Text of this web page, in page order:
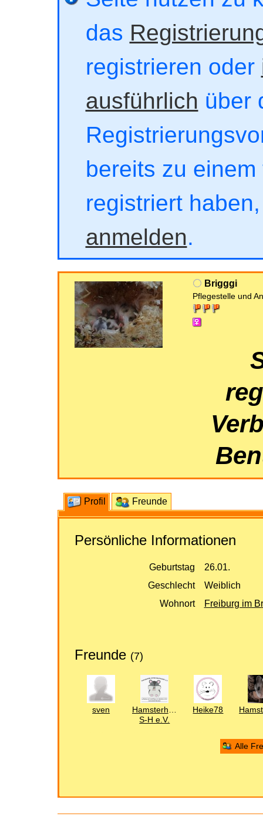
das
registrieren oder
ausführlich über
bereits zu
registriert
anmelden.
Brigggi
Pflegestelle und
Profil Freunde
Persönliche Informationen
Geburtstag
26.01.
Geschlecht
Weiblich
Wohnort
Freiburg im
Freunde (7)
sven
Hamsterhilfe
S-H e.V.
Heike78
Alle